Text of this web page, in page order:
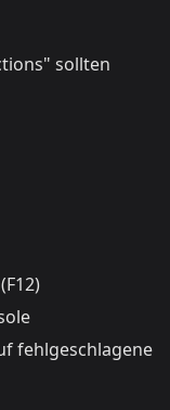
sollten
fehlgeschlagene